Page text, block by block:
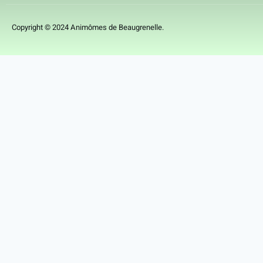
Copyright © 2024 Animômes de Beaugrenelle.